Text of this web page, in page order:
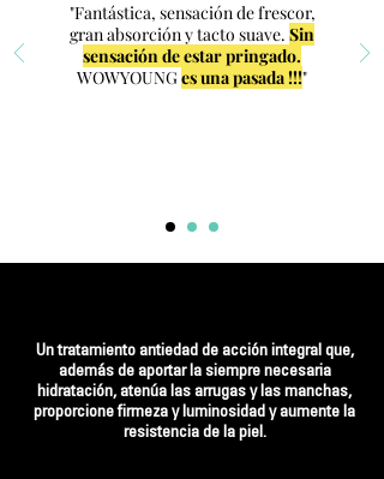
"Fantástica, sensación de frescor,
gran absorción y tacto suave. Sin
sensación de estar pringado.
WOWYOUNG es una pasada !!!"
Un tratamiento antiedad de acción integral que,
además de aportar la siempre necesaria
hidratación, atenúa las arrugas y las manchas,
proporcione firmeza y luminosidad y aumente la
resistencia de la piel.